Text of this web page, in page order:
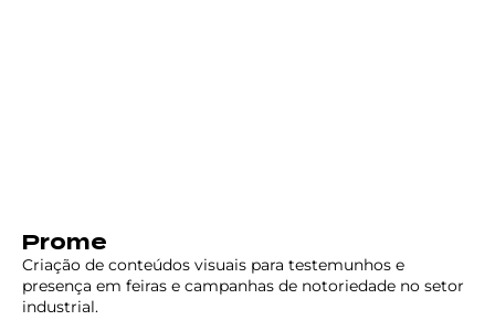
Prome
Criação de conteúdos visuais para testemunhos e
presença em feiras e campanhas de notoriedade no setor
industrial.